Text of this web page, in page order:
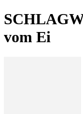
vom Ei